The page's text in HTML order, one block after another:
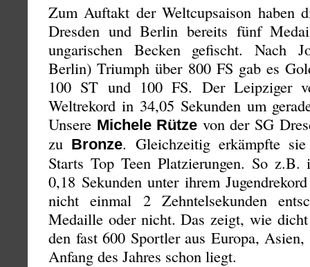
Zum Auftakt der Weltcupsaison haben
Dresden und Berlin bereits fünf
ungarischen Becken gefischt. Nach
Berlin) Triumph über 800 FS gab es
100 ST und 100 FS. Der Leipziger
Weltrekord in 34,05 Sekunden um
Unsere Michele Rütze von der SG
zu Bronze. Gleichzeitig erkämpfte
Starts Top Teen Platzierungen. So
0,18 Sekunden unter ihrem
nicht einmal 2 Zehntelsekunden
Medaille oder nicht. Das zeigt, wie
den fast 600 Sportler aus Europa,
Anfang des Jahres schon liegt.